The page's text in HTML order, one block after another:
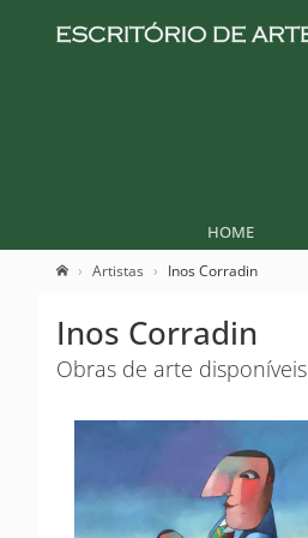
HOME
Artistas Inos Corradin
Inos Corradin
Obras de arte disponíveis